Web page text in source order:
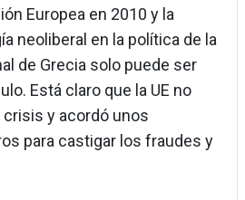
Europea en 2010 y la
neoliberal en la política de la
de Grecia solo puede ser
Está claro que la UE no
crisis y acordó unos
para castigar los fraudes y